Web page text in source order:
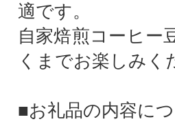
適です。
自家焙煎コーヒー
くまでお楽しみく
■お礼品の内容に